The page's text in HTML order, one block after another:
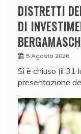
DISTRETTI
DI
5 Agosto 2026
Si è chiuso (il 31
presentazione